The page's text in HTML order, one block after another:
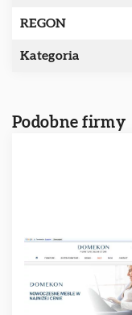
REGON
Kategoria
Podobne firmy